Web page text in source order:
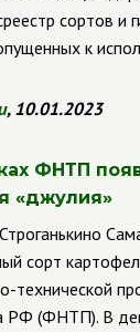
сортов и
к
, 10.01.2023
ФНТП
«джулия»
сорт
технической
РФ (ФНТП). В